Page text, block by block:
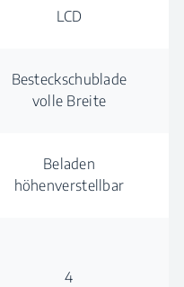
LCD
Besteckschublade
volle Breite
Beladen
höhenverstellbar
4